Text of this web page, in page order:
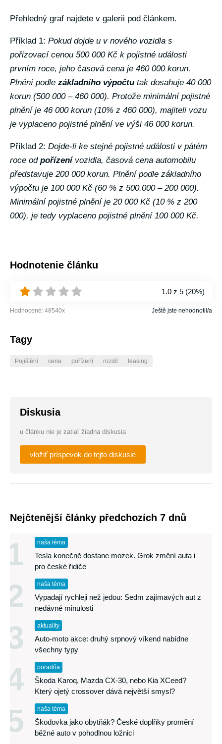
Přehledný graf najdete v galerii pod článkem.
Příklad 1: Pokud dojde u v nového vozidla s
pořizovací cenou 500 000 Kč k pojistné události
prvním roce, jeho časová cena je 460 000 korun.
Plnění podle základního výpočtu tak dosahuje 40 000
korun (500 000 – 460 000). Protože minimální pojistné
plnění je 46 000 korun (10% z 460 000), majiteli vozu
je vyplaceno pojistné plnění ve výši 46 000 korun.
Příklad 2: Dojde-li ke stejné pojistné události v pátém
roce od pořízenívozidla, časová cena automobilu
představuje 200 000 korun. Plnění podle základního
výpočtu je 100 000 Kč (60 % z 500.000 – 200 000).
Minimální pojistné plnění je 20 000 Kč (10 % z 200
000), je tedy vyplaceno pojistné plnění 100 000 Kč.
Hodnotenie článku
1.0 z 5 (20%)
Hodnocené: 48540x Ještě jste nehodnotil/a
Tagy
Pojištění cena pořízení rozdíl leasing
Diskusia
u článku nie je zatiaľ žiadna diskusia
vložiť príspevok do tejto diskusie
Nejčtenější články předchozích 7 dnů
1 naša téma
Tesla konečně dostane mozek. Grok změní auta i
pro české řidiče
2 naša téma
Vypadají rychleji než jedou: Sedm zajímavých aut z
nedávné minulosti
3 aktuality
Auto-moto akce: druhý srpnový víkend nabídne
všechny typy
4 poradňa
Škoda Karoq, Mazda CX-30, nebo Kia XCeed?
Který ojetý crossover dává největší smysl?
5 naša téma
Škodovka jako obytňák? České doplňky promění
běžné auto v pohodlnou ložnici